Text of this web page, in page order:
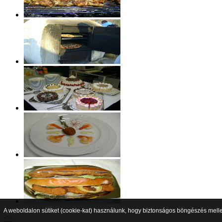
< >
A weboldalon sütiket (cookie-kat) használunk, hogy biztonságos böngészés